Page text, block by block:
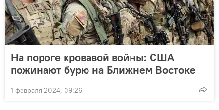
На пороге кровавой войны: США
пожинают бурю на Ближнем Востоке
1 февраля 2024, 09:26